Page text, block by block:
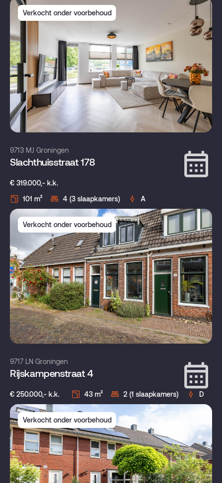
Verkocht onder voorbehoud
9713 MJ Groningen
Slachthuisstraat 178
€ 319.000,- k.k.
101 m²
4 (3 slaapkamers) A
Verkocht onder voorbehoud
9717 LN Groningen
Rijskampenstraat 4
€ 250.000,- k.k. 43 m² 2 (1 slaapkamers) D
Verkocht onder voorbehoud